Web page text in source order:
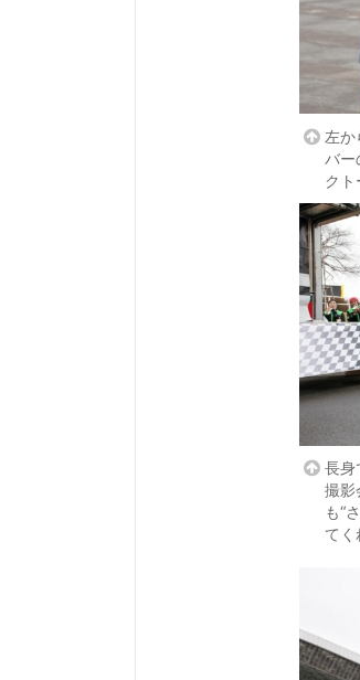
左
バー
ク
長身
撮影
も“
てく